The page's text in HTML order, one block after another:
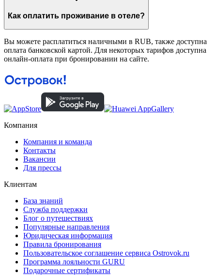
Как оплатить проживание в отеле?
Вы можете расплатиться наличными в RUB, также доступна
оплата банковской картой. Для некоторых тарифов доступна
онлайн-оплата при бронировании на сайте.
Компания
Компания и команда
Контакты
Вакансии
Для прессы
Клиентам
База знаний
Служба поддержки
Блог о путешествиях
Популярные направления
Юридическая информация
Правила бронирования
Пользовательское соглашение сервиса Ostrovok.ru
Программа лояльности GURU
Подарочные сертификаты